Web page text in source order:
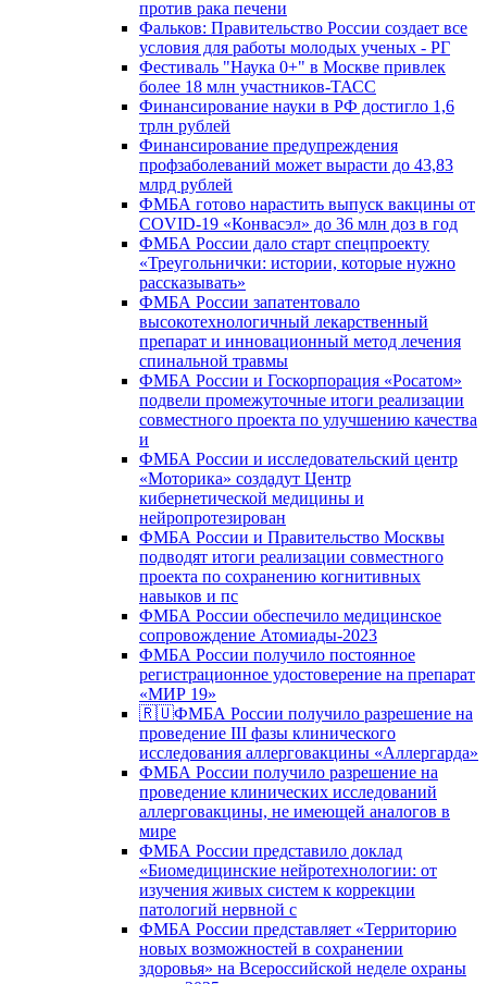
против рака печени
Фальков: Правительство России создает все
условия для работы молодых ученых - РГ
Фестиваль "Наука 0+" в Москве привлек
более 18 млн участников-ТАСС
Финансирование науки в РФ достигло 1,6
трлн рублей
Финансирование предупреждения
профзаболеваний может вырасти до 43,83
млрд рублей
ФМБА готово нарастить выпуск вакцины от
COVID-19 «Конвасэл» до 36 млн доз в год
ФМБА России дало старт спецпроекту
«Треугольнички: истории, которые нужно
рассказывать»
ФМБА России запатентовало
высокотехнологичный лекарственный
препарат и инновационный метод лечения
спинальной травмы
ФМБА России и Госкорпорация «Росатом»
подвели промежуточные итоги реализации
совместного проекта по улучшению качества
и
ФМБА России и исследовательский центр
«Моторика» создадут Центр
кибернетической медицины и
нейропротезирован
ФМБА России и Правительство Москвы
подводят итоги реализации совместного
проекта по сохранению когнитивных
навыков и пс
ФМБА России обеспечило медицинское
сопровождение Атомиады-2023
ФМБА России получило постоянное
регистрационное удостоверение на препарат
«МИР 19»
🇷🇺ФМБА России получило разрешение на
проведение III фазы клинического
исследования аллерговакцины «Аллергарда»
ФМБА России получило разрешение на
проведение клинических исследований
аллерговакцины, не имеющей аналогов в
мире
ФМБА России представило доклад
«Биомедицинские нейротехнологии: от
изучения живых систем к коррекции
патологий нервной с
ФМБА России представляет «Территорию
новых возможностей в сохранении
здоровья» на Всероссийской неделе охраны